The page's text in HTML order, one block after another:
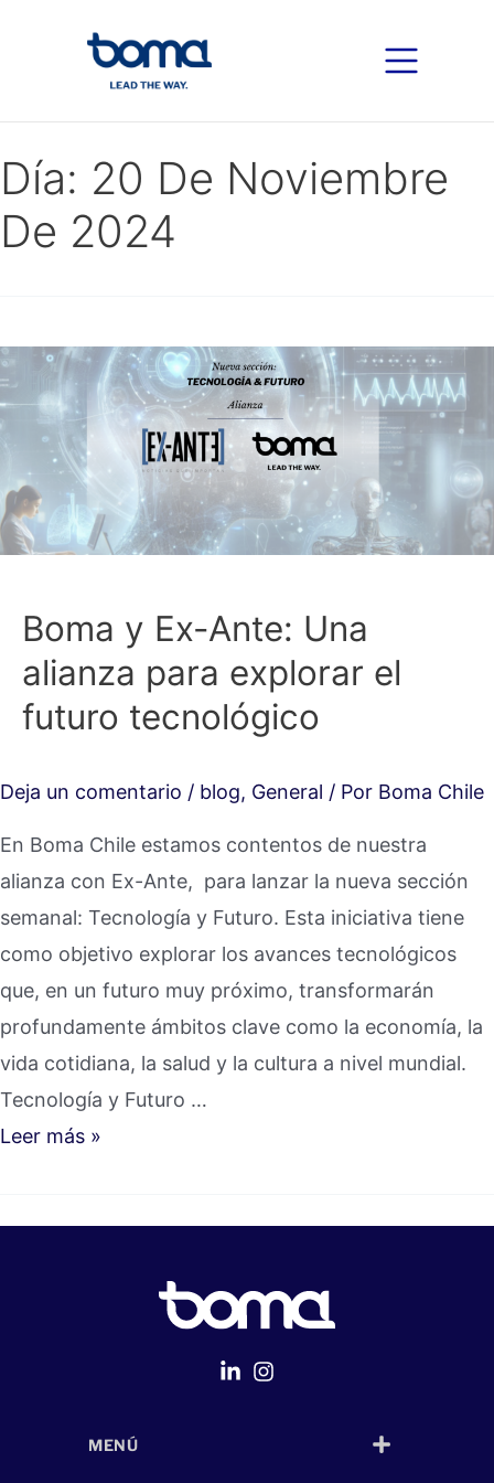
Día: 20 De Noviembre
De 2024
Boma y Ex-Ante: Una
alianza para explorar el
futuro tecnológico
Deja un comentario / blog, General / Por Boma Chile
En Boma Chile estamos contentos de nuestra
alianza con Ex-Ante, para lanzar la nueva sección
semanal: Tecnología y Futuro. Esta iniciativa tiene
como objetivo explorar los avances tecnológicos
que, en un futuro muy próximo, transformarán
profundamente ámbitos clave como la economía, la
vida cotidiana, la salud y la cultura a nivel mundial.
Tecnología y Futuro …
Leer más »
MENÚ
Página Web Despliegue Web